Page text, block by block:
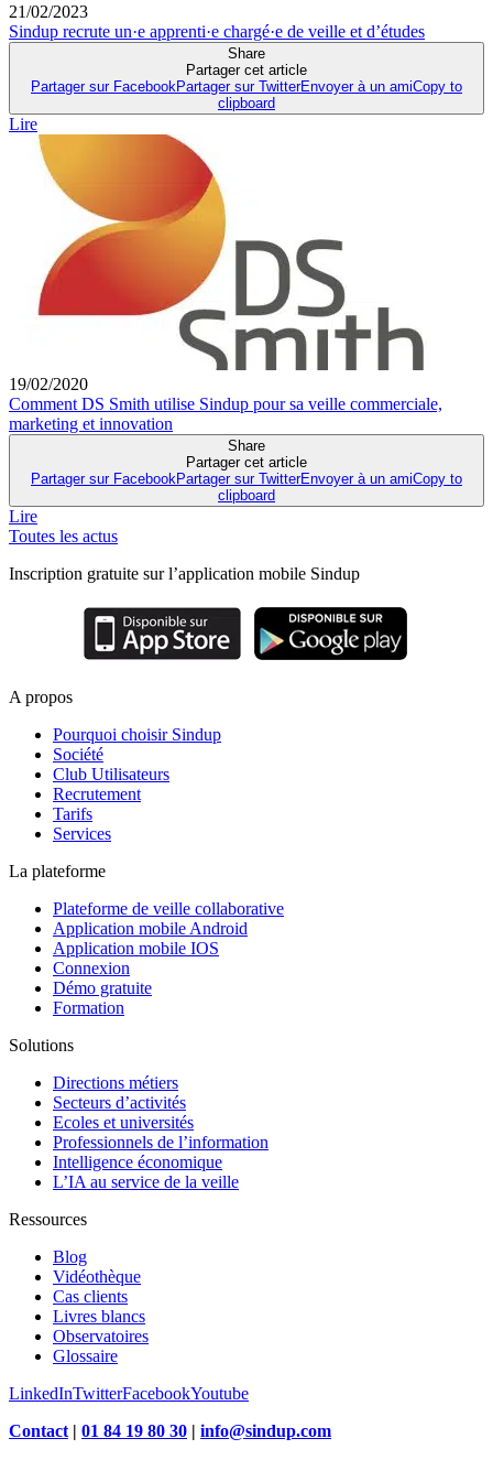
21/02/2023
Sindup recrute un·e apprenti·e chargé·e de veille et d’études
Share
Partager cet article
Partager sur FacebookPartager sur TwitterEnvoyer à un amiCopy to
clipboard
Lire
19/02/2020
Comment DS Smith utilise Sindup pour sa veille commerciale,
marketing et innovation
Share
Partager cet article
Partager sur FacebookPartager sur TwitterEnvoyer à un amiCopy to
clipboard
Lire
Toutes les actus
Inscription gratuite sur l’application mobile Sindup
A propos
Pourquoi choisir Sindup
Société
Club Utilisateurs
Recrutement
Tarifs
Services
La plateforme
Plateforme de veille collaborative
Application mobile Android
Application mobile IOS
Connexion
Démo gratuite
Formation
Solutions
Directions métiers
Secteurs d’activités
Ecoles et universités
Professionnels de l’information
Intelligence économique
L’IA au service de la veille
Ressources
Blog
Vidéothèque
Cas clients
Livres blancs
Observatoires
Glossaire
LinkedInTwitterFacebookYoutube
Contact| 01 84 19 80 30 | info@sindup.com